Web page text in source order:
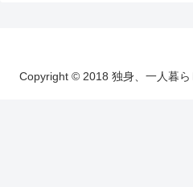
Copyright © 2018 独身、一人暮ら